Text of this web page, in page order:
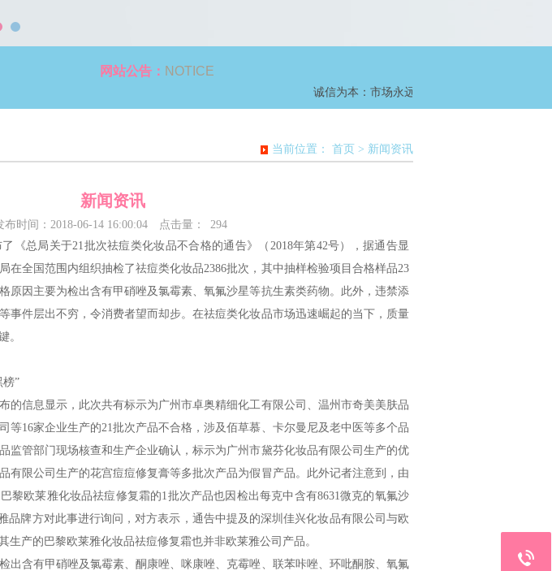
网站公告： NOTICE
诚信为本：市场永远在变，诚信永远不变。
当前位置： 首页 > 新闻资讯
新闻资讯
布时间：2018-06-14 16:00:04 点击量：
294
《总局关于21批次祛痘类化妆品不合格的通告》（2018年第42号），据通告显
在全国范围内组织抽检了祛痘类化妆品2386批次，其中抽样检验项目合格样品23
原因主要为检出含有甲硝唑及氯霉素、氧氟沙星等抗生素类药物。此外，违禁添
事件层出不穷，令消费者望而却步。在祛痘类化妆品市场迅速崛起的当下，质量
。
”
信息显示，此次共有标示为广州市卓奥精细化工有限公司、温州市奇美美肤品
等16家企业生产的21批次产品不合格，涉及佰草慕、卡尔曼尼及老中医等多个品
监管部门现场核查和生产企业确认，标示为广州市黛芬化妆品有限公司生产的优
有限公司生产的花宫痘痘修复膏等多批次产品为假冒产品。此外记者注意到，由
黎欧莱雅化妆品祛痘修复霜的1批次产品也因检出每克中含有8631微克的氧氟沙
品牌方对此事进行询问，对方表示，通告中提及的深圳佳兴化妆品有限公司与欧
生产的巴黎欧莱雅化妆品祛痘修复霜也并非欧莱雅公司产品。
含有甲硝唑及氯霉素、酮康唑、咪康唑、克霉唑、联苯咔唑、环吡酮胺、氧氟